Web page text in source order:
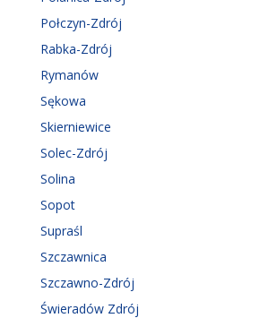
Połczyn-Zdrój
Rabka-Zdrój
Rymanów
Sękowa
Skierniewice
Solec-Zdrój
Solina
Sopot
Supraśl
Szczawnica
Szczawno-Zdrój
Świeradów Zdrój